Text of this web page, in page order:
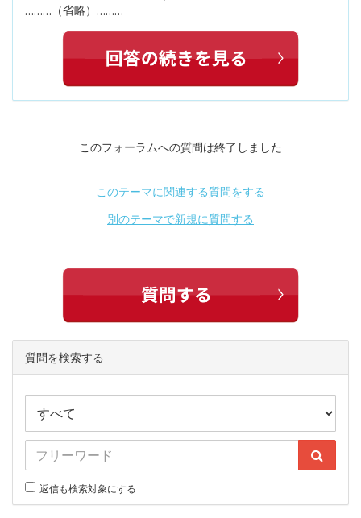
………（省略）………
このフォーラムへの質問は終了しました
このテーマに関連する質問をする
別のテーマで新規に質問する
質問を検索する
返信も検索対象にする